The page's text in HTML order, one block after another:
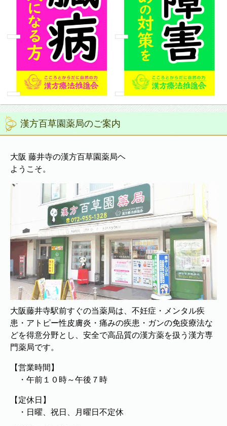
漢方百草園薬局のご案内
大阪 藤井寺の漢方百草園薬局ヘ
ようこそ。
大阪藤井寺駅前すぐの当薬局は、不妊症・メンタル疾
患・アトピー性皮膚炎・痛みの疾患・ガンの免疫療法な
どを得意分野とし、安全で高品質の漢方薬を扱う漢方専
門薬局です。
【営業時間】
・午前１０時～午後７時
【定休日】
・日曜、祝日、月曜日不定休